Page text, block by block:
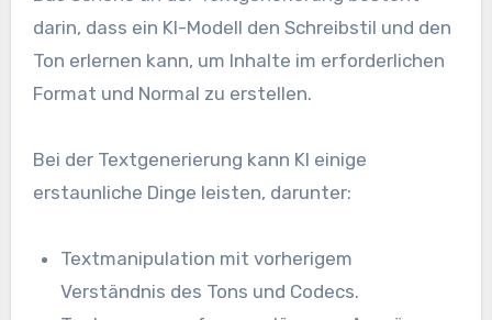
darin, dass ein KI-Modell den Schreibstil und den
Ton erlernen kann, um Inhalte im erforderlichen
Format und Normal zu erstellen.
Bei der Textgenerierung kann KI einige
erstaunliche Dinge leisten, darunter:
Textmanipulation mit vorherigem
Verständnis des Tons und Codecs.